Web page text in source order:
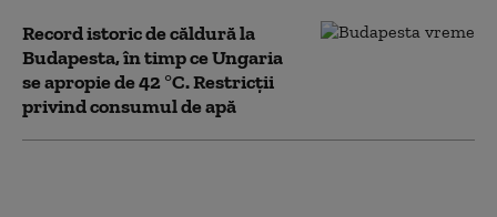
Record istoric de căldură la
Budapesta, în timp ce Ungaria
se apropie de 42 °C. Restricții
privind consumul de apă